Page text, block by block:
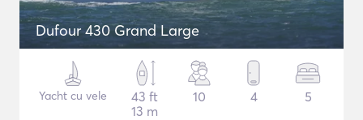
Dufour 430 Grand Large
Yacht cu vele
43 ft
13 m
10 4 5